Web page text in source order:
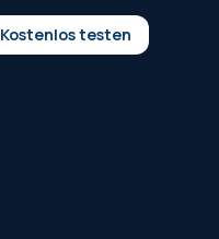
Kostenlos testen